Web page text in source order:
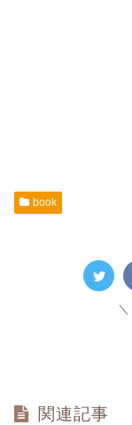
book
関連記事